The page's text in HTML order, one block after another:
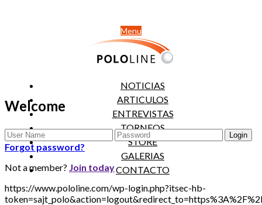
Menu
NOTICIAS
ARTICULOS
ENTREVISTAS
TORNEOS
STORE
GALERIAS
CONTACTO
Welcome
Forgot password?
Not a member? Join today
https://www.pololine.com/wp-login.php?itsec-hb-